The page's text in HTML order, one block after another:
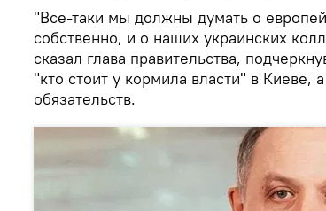
"Все-таки мы должны думать о
собственно, и о наших украинских
сказал глава правительства,
"кто стоит у кормила власти" в
обязательств.